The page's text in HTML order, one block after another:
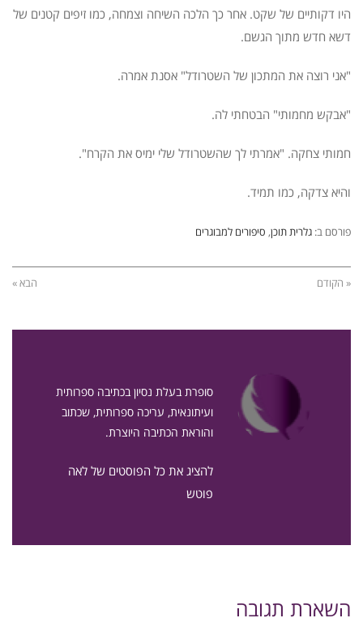
היו דקותיים של שקט. אחר כך הלכה השיחה וצמחה, כמו זיפים קטנים של
דשא חדש מתוך הגשם.
"אני רוצה את המתכון של השטרודל" אסנת אמרה.
"אבקש מחמותי" הבטחתי לה.
חמותי צחקה. "אמרתי לך שהשטרודל שלי ימיס את הקרח".
והיא צדקה, כמו תמיד.
פורסם ב: גלרית תוכן, סיפורים למבוגרים
« הקודם הבא »
סופרת בעלת נסיון בכתיבה ספרותית
ועיתונאית, עריכה ספרותית, שכתוב
והוראת הכתיבה היוצרת.
להציג את כל הפוסטים של לאה
פוטש
השארת תגובה